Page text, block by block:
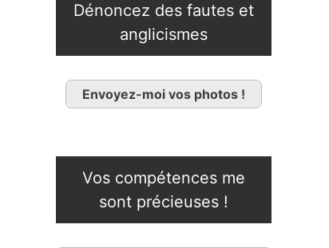
Dénoncez des fautes et
anglicismes
Envoyez-moi vos photos !
Vos compétences me
sont précieuses !